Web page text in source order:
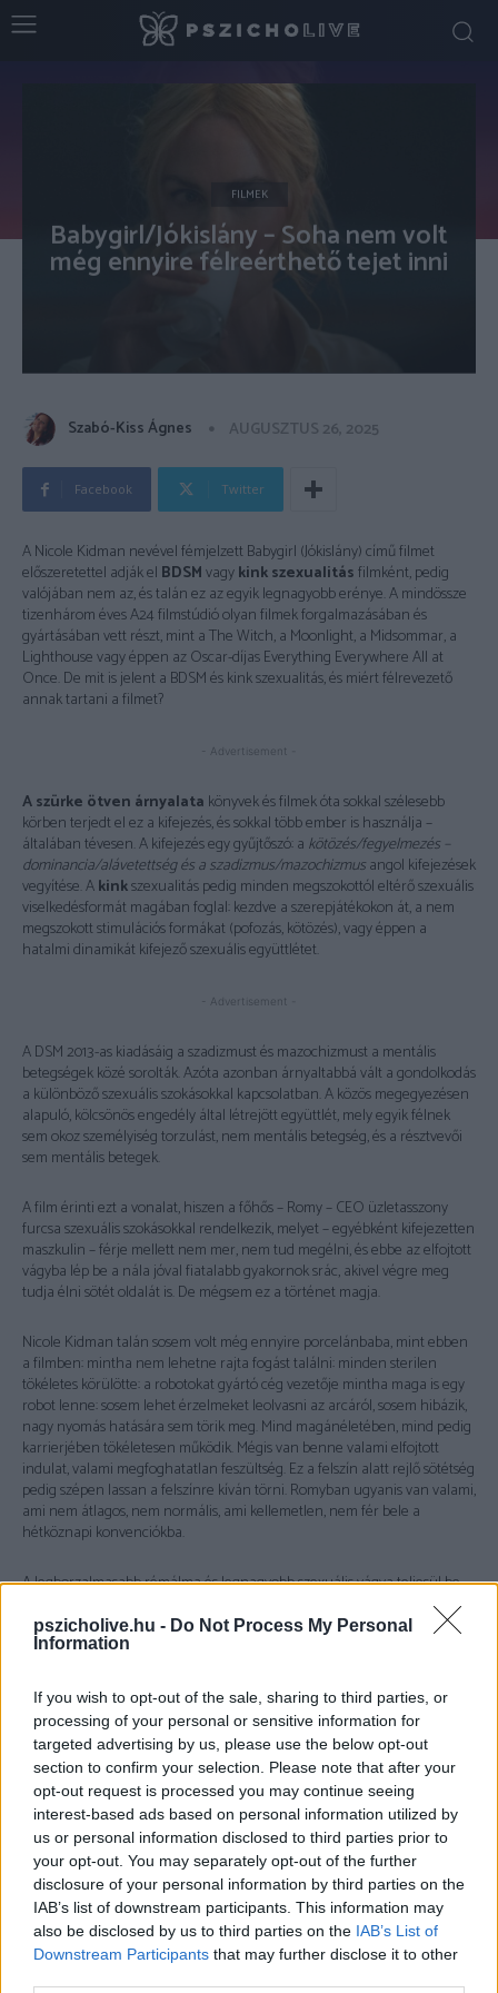
pszicholive.hu - Do Not Process My Personal
Information
If you wish to opt-out of the sale, sharing to third parties, or
processing of your personal or sensitive information for
targeted advertising by us, please use the below opt-out
section to confirm your selection. Please note that after your
opt-out request is processed you may continue seeing
interest-based ads based on personal information utilized by
us or personal information disclosed to third parties prior to
your opt-out. You may separately opt-out of the further
disclosure of your personal information by third parties on the
IAB’s list of downstream participants. This information may
also be disclosed by us to third parties on the IAB’s List of
Downstream Participants that may further disclose it to other
FILMEK
Babygirl/Jókislány – Soha nem volt
még ennyire félreérthető tejet inni
Szabó-Kiss Ágnes AUGUSZTUS 26, 2025
Facebook Twitter
A Nicole Kidman nevével fémjelzett Babygirl (Jókislány) című filmet
előszeretettel adják el BDSMvagykink szexualitásfilmként, pedig
valójában nem az, és talán ez az egyik legnagyobb erénye. A mindössze
tizenhárom éves A24 filmstúdió olyan filmek forgalmazásában és
gyártásában vett részt, mint a The Witch, a Moonlight, a Midsommar, a
Lighthouse vagy éppen az Oscar-díjas Everything Everywhere All at
Once. De mit is jelent a BDSM és kink szexualitás, és miért félrevezető
annak tartani a filmet?
- Advertisement -
A szürke ötven árnyalata könyvek és filmek óta sokkal szélesebb
körben terjedt el ez a kifejezés, és sokkal több ember is használja –
általában tévesen. A kifejezés egy gyűjtőszó: a kötözés/fegyelmezés –
dominancia/alávetettség és a szadizmus/mazochizmusangol kifejezések
vegyítése. Akinkszexualitás pedig minden megszokottól eltérő szexuális
viselkedésformát magában foglal: kezdve a szerepjátékokon át, a nem
megszokott stimulációs formákat (pofozás, kötözés), vagy éppen a
hatalmi dinamikát kifejező szexuális együttlétet.
- Advertisement -
A DSM 2013-as kiadásáig a szadizmust és mazochizmust a mentális
betegségek közé sorolták. Azóta azonban árnyaltabbá vált a gondolkodás
a különböző szexuális szokásokkal kapcsolatban. A közös megegyezésen
alapuló, kölcsönös engedély által létrejött együttlét, mely egyik félnek
sem okoz személyiség torzulást, nem mentális betegség, és a résztvevői
sem mentális betegek.
A film érinti ezt a vonalat, hiszen a főhős – Romy – CEO üzletasszony
furcsa szexuális szokásokkal rendelkezik, melyet – egyébként kifejezetten
maszkulin – férje mellett nem mer, nem tud megélni, és ebbe az elfojtott
vágyba lép be a nála jóval fiatalabb gyakornok srác, akivel végre meg
tudja élni sötét oldalát is. De mégsem ez a történet magja.
Nicole Kidman talán sosem volt még ennyire porcelánbaba, mint ebben
a filmben: mintha nem lehetne rajta fogást találni: minden sterilen
tökéletes körülötte: a robotokat gyártó cég vezetője mintha maga is egy
robot lenne: sosem lehet érzelmeket leolvasni az arcáról, sosem hibázik,
nagy nyomás hatására sem törik meg. Mind magánéletében, mind pedig
karrierjében tökéletesen működik. Mégis van benne valami elfojtott
indulat, valami megfoghatatlan feszültség. Ez a felszín alatt rejlő sötétség
pedig szépen lassan a felszínre kíván törni. Romyban ugyanis van valami,
ami nem átlagos, nem normális, ami kellemetlen, nem fér bele a
hétköznapi konvenciókba.
A legborzalmasabb rémálma és legnagyobb szexuális vágya teljesül be
legarrogánsabb és legtermészetesebb módon avatja be őt bele abba a
világba, amivel eddig csak a pornó oldalakon keresztül ismerkedett.
a film boncolgat.
Mindaz, amit nem merünk bevallani magunknak, mindaz, amit elrejteni
kívánunk, ott munkálkodik bennünk, és várja, hogy felszínre törjön. Csak
egy katalizátor kell. A fiú csak eszköze mindannak a folyamatnak, amíg a
nő eljut odáig, hogy teljes egészében elfogadja saját magát.
Furcsaságával, „betegségével” együtt. Egy olyan útra lép rá, mely
magában hordozza a teljes megsemmisülést, annak a veszélyét, hogy
mindent elveszíthet: mindaz, amit magától felépített, mint nő és mint
anya, egy pillanat alatt válhat köddé, de pont ez az a trigger, ami annyira
izgatja őt. Ennek a gondolata tartja játszmában. Senki nem ismeri ezt az
oldalát, csak szeretője. Ez a kötelék pedig azért is olyan erős közöttük,
mert az elemi vágy szintjén működik: olyan ki nem mondott félelmek,
borzalmak, örömök, fájdalmak kerülnek a felszínre a hálószoba zárt